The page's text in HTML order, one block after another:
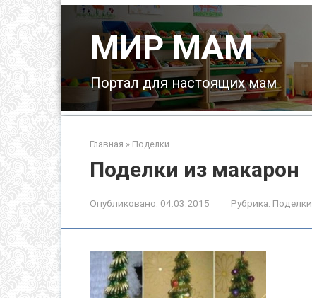
МИР МАМ
Портал для настоящих мам
Главная » Поделки
Поделки из макарон
Опубликовано: 04.03.2015 Рубрика: Поделки